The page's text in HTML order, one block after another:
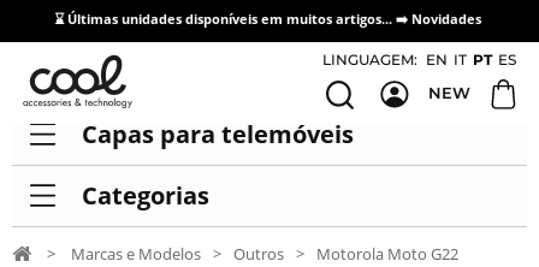
⌛ Últimas unidades disponíveis em muitos artigos... ➡️ Novidades
Acesso / Cadastro de Distribuidores
LINGUAGEM: EN IT PT ES
NEW
Capas para telemóveis
Categorias
> Marcas e Modelos > Outros > Motorola Moto G22